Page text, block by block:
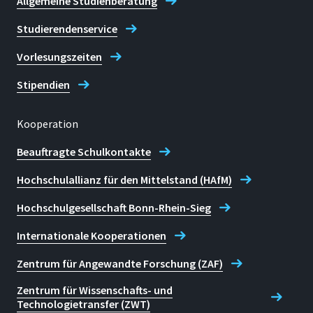
spz.info@h-brs.de
Sekretariat des
Sprachenzentrums in Sankt
Studierendenservice
Vorlesungszeiten
Stipendien
Kooperation
Beauftragte Schulkontakte
Hochschulallianz für den Mittelstand (HAfM)
Hochschulgesellschaft Bonn-Rhein-Sieg
Internationale Kooperationen
Zentrum für Angewandte Forschung (ZAF)
Zentrum für Wissenschafts- und
Technologietransfer (ZWT)